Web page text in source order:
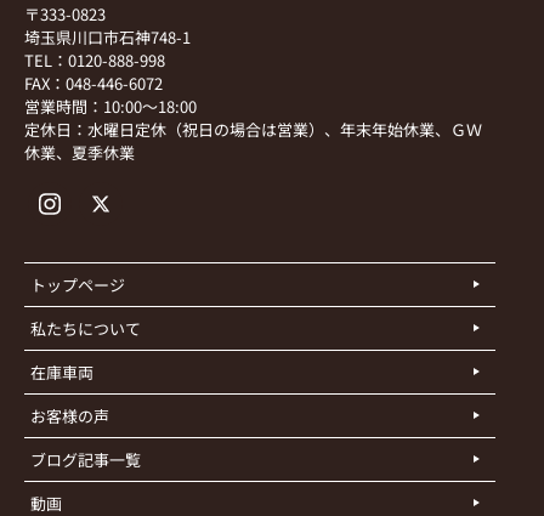
〒333-0823
埼玉県川口市石神748-1
TEL：0120-888-998
FAX：048-446-6072
営業時間：10:00～18:00
定休日：水曜日定休（祝日の場合は営業）、年末年始休業、ＧＷ
休業、夏季休業
トップページ
私たちについて
在庫車両
お客様の声
ブログ記事一覧
動画